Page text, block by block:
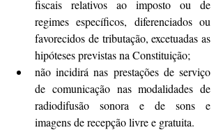
fiscais relativos ao imposto ou de
regimes específicos, diferenciados ou
favorecidos de tributação, excetuadas as
hipóteses previstas na Constituição;
não incidirá nas prestações de serviço
de comunicação nas modalidades de
radiodifusão sonora e de sons e
imagens de recepção livre e gratuita.